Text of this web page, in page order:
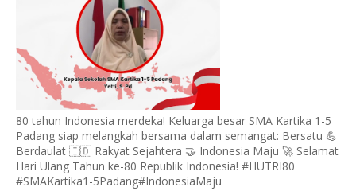
80 tahun Indonesia merdeka! Keluarga besar SMA Kartika 1-5
Padang siap melangkah bersama dalam semangat: Bersatu 💪
Berdaulat 🇮🇩 Rakyat Sejahtera 🤝 Indonesia Maju 🚀 Selamat
Hari Ulang Tahun ke-80 Republik Indonesia! #HUTRI80
#SMAKartika1-5Padang#IndonesiaMaju